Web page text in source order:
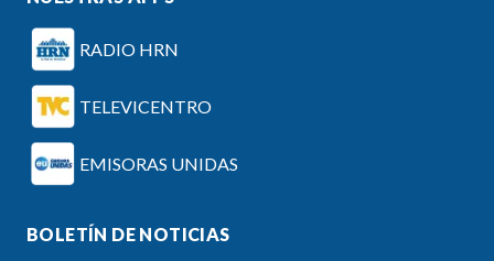
RADIO HRN
TELEVICENTRO
EMISORAS UNIDAS
BOLETÍN DE NOTICIAS